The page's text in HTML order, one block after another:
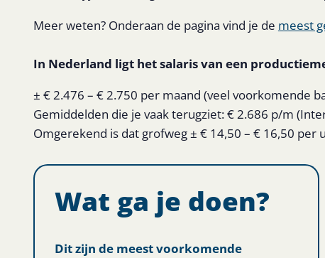
Meer weten? Onderaan de pagina vind je de meest
In Nederland ligt het salaris van een
± € 2.476 – € 2.750 per maand (veel voorkomende
Gemiddelden die je vaak terugziet: € 2.686 p/m
Omgerekend is dat grofweg ± € 14,50 – € 16,50 per
Wat ga je doen?
Dit zijn de meest voorkomende